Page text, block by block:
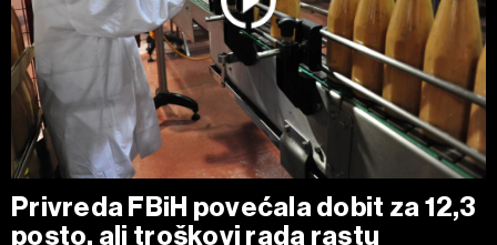
Privreda FBiH povećala dobit za 12,3
posto, ali troškovi rada rastu